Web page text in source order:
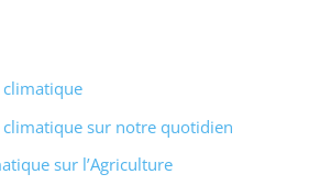
climatique
sur notre quotidien
sur l’Agriculture